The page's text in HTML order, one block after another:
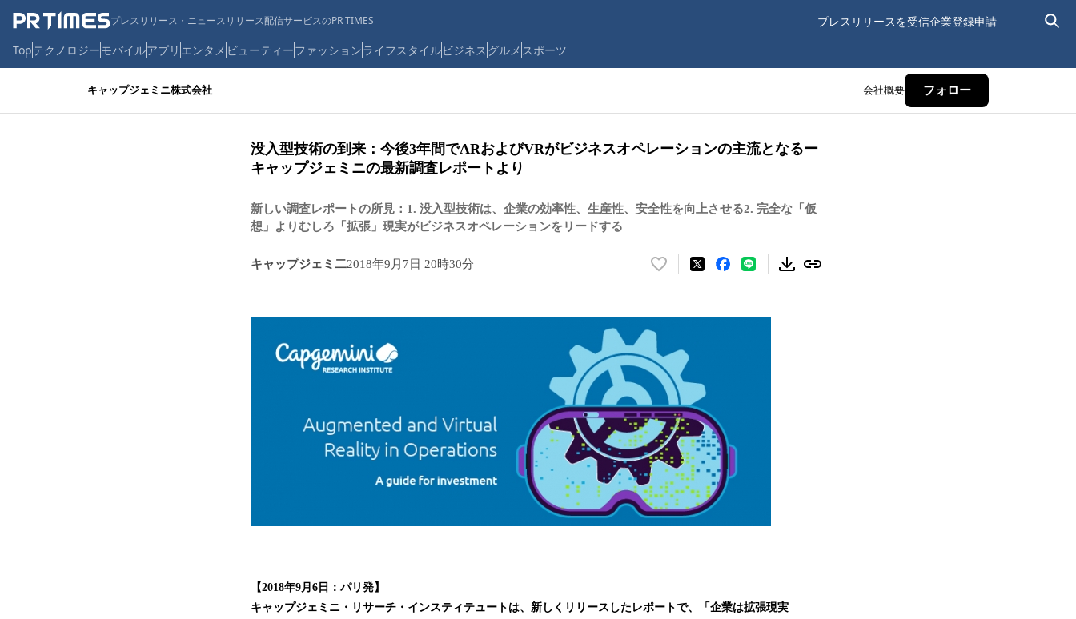
プレスリリース・ニュースリリース配信サービスのPR TIMES プレスリリースを受信企業登録申請
Topテクノロジーモバイルアプリ エンタメ ビューティーファッションライフスタイルビジネス グルメ スポーツ
キャップジェミニ株式会社 会社概要 フォロー
没入型技術の到来：今後3年間でARおよびVRがビジネスオペレーションの主流となるー
キャップジェミニの最新調査レポートより
新しい調査レポートの所見：1. 没入型技術は、企業の効率性、生産性、安全性を向上させる2. 完全な「仮
想」よりむしろ「拡張」現実がビジネスオペレーションをリードする
キャップジェミ二2018年9月7日 20時30分
い
を
読
み
込
み
中
で
す
【2018年9月 6 日：パリ発】
キャップジェミニ ・リ サーチ・イ ンスティテュート は、新しくリリースしたレポートで、「企業は拡張現実